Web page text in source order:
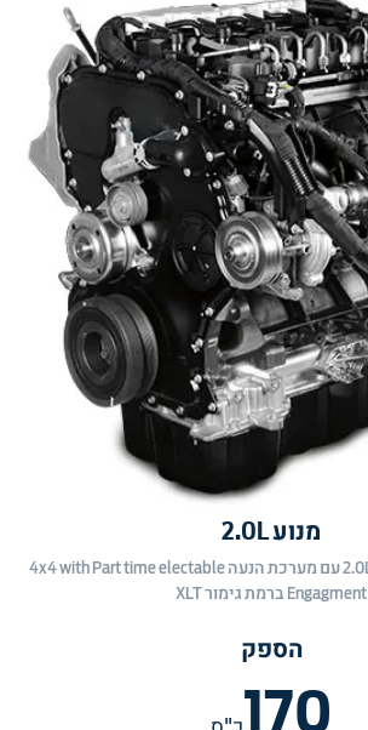
מנוע 2.0L
מנוע 2.0L Si-Turbo Diesel עם מערכת הנעה 4x4 with Part time electable
Engagment ברמת גימור XLT
הספק
170